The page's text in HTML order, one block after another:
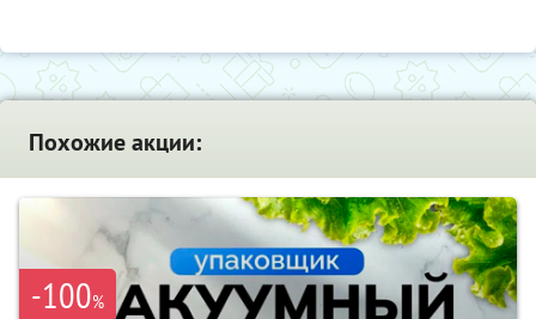
Похожие акции:
-100%